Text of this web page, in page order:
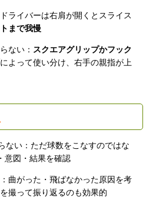
ライバーは右肩が開くとスライス
まで我慢
ない： スクエアグリップかフック
よって使い分け、右手の親指が上
ない：ただ球数をこなすのではな
意図・結果を確認
曲がった・飛ばなかった原因を考
撮って振り返るのも効果的